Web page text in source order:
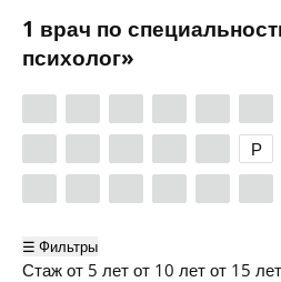
1 врач по
психолог»
Р
☰ Фильтры
Стаж от 5 лет от 10 лет от 15 лет